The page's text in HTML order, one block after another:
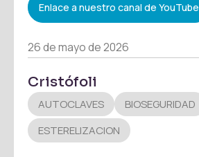
Enlace a nuestro canal de YouTube
26 de mayo de 2026
Cristófoli
AUTOCLAVES
BIOSEGURIDAD
ESTERELIZACION